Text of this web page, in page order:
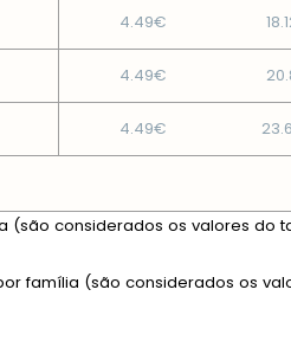
4.49€
4.49€
4.49€
(são considerados os valores do
família (são considerados os